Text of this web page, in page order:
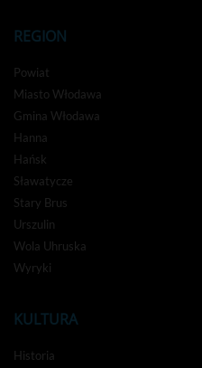
REGION
Powiat
Miasto Włodawa
Gmina Włodawa
Hanna
Hańsk
Sławatycze
Stary Brus
Urszulin
Wola Uhruska
Wyryki
KULTURA
Historia